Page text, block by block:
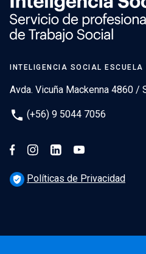
INTELIGENCIA SOCIAL
Avda. Vicuña Mackenna 4860 /
phone (+56) 9 5044 7056
verified_user Políticas de Privacidad